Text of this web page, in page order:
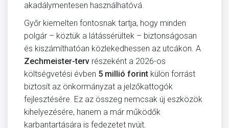
akadálymentesen használhatóvá.
Győr kiemelten fontosnak tartja, hogy minden
polgár – köztük a látássérültek – biztonságosan
és kiszámíthatóan közlekedhessen az utcákon. A
Zechmeister-terv részeként a 2026-os
költségvetési évben 5 millió forint külön forrást
biztosít az önkormányzat a jelzőkattogók
fejlesztésére. Ez az összeg nemcsak új eszközök
kihelyezésére, hanem a már működők
karbantartására is fedezetet nyújt.